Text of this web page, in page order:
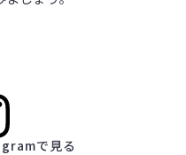
で見る